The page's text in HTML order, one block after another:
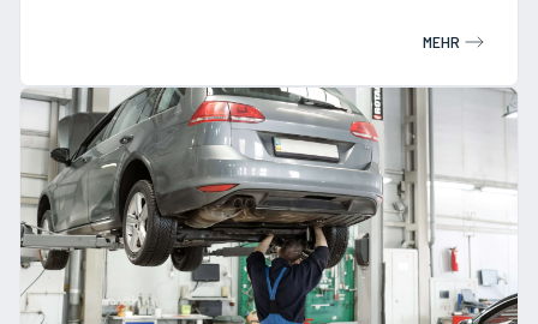
MEHR